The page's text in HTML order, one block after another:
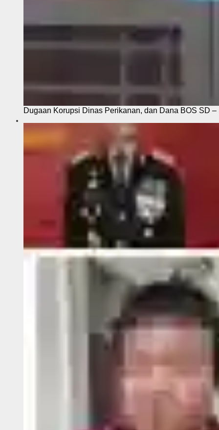
Dugaan Korupsi Dinas Perikanan, dan Dana BOS SD